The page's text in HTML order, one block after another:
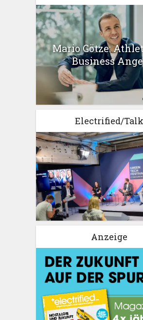
Mario Götze:
Business
Electrified/Talk
Anzeige